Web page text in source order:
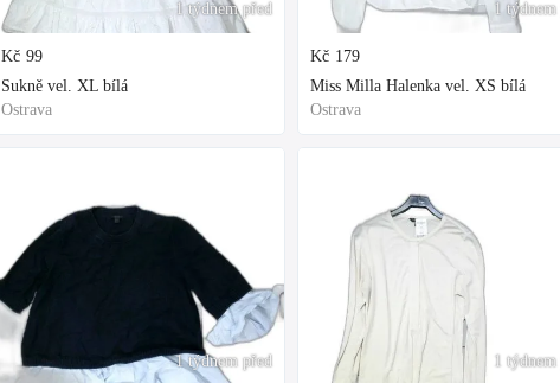
1 týdnem před
Kč 99
Sukně vel. XL bílá
Ostrava
1 týdnem před
1 týdnem
Kč 179
Miss Milla Halenka vel. XS bílá
Ostrava
1